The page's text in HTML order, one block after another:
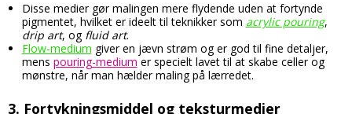
Disse medier gør malingen mere flydende uden at fortynde
pigmentet, hvilket er ideelt til teknikker som acrylic pouring,
drip art, og fluid art.
Flow-medium giver en jævn strøm og er god til fine detaljer,
mens pouring-medium er specielt lavet til at skabe celler og
mønstre, når man hælder maling på lærredet.
3. Fortykningsmiddel og teksturmedier